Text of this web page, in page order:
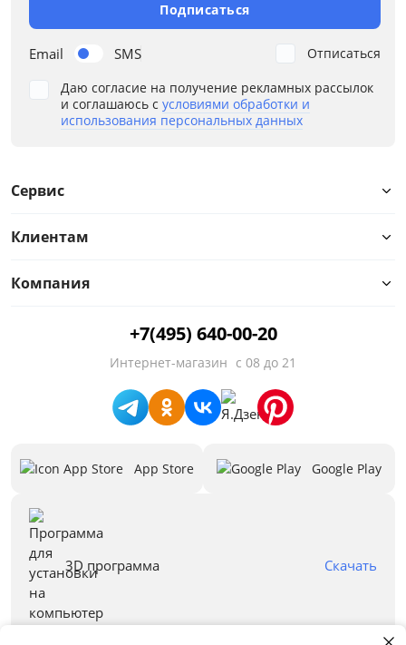
Жесткость первой стороны
Жесткость второй стороны
Высота матраса, см
В составе латекс
В составе ППУ
Односпальные
С ортопедическим эффектом
Email SMS
Подписаться
Даю согласие на получение рекламных рассылок
и соглашаюсь с условиями обработки и
использования персональных данных
Отписаться
Сервис
Клиентам
Компания
+7(495) 640-00-20
Интернет-магазин с 08 до 21
App Store Google Play
3D программа Скачать